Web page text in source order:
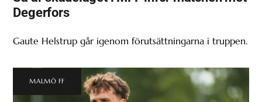
Degerfors
Gaute Helstrup går igenom förutsättningarna i truppen.
MALMÖ FF